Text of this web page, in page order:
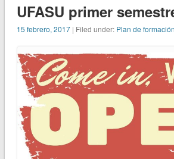
UFASU primer
15 febrero, 2017| Filed under: Plan de formación